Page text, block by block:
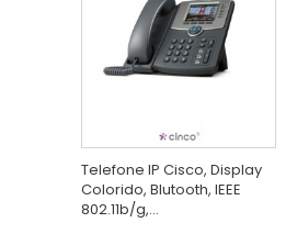
Telefone IP Cisco, Display
Colorido, Blutooth, IEEE
802.11b/g,...